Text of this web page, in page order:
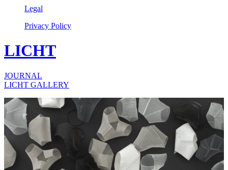
Legal
Privacy Policy
LICHT
JOURNAL
LICHT GALLERY